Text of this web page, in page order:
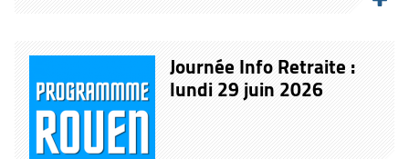
Journée Info Retraite :
lundi 29 juin 2026